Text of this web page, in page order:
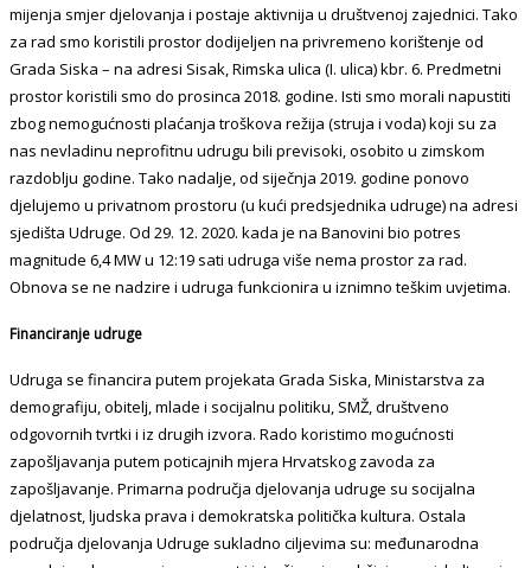
mijenja smjer djelovanja i postaje aktivnija u društvenoj zajednici. Tako
za rad smo koristili prostor dodijeljen na privremeno korištenje od
Grada Siska – na adresi Sisak, Rimska ulica (I. ulica) kbr. 6. Predmetni
prostor koristili smo do prosinca 2018. godine. Isti smo morali napustiti
zbog nemogućnosti plaćanja troškova režija (struja i voda) koji su za
nas nevladinu neprofitnu udrugu bili previsoki, osobito u zimskom
razdoblju godine. Tako nadalje, od siječnja 2019. godine ponovo
djelujemo u privatnom prostoru (u kući predsjednika udruge) na adresi
sjedišta Udruge. Od 29. 12. 2020. kada je na Banovini bio potres
magnitude 6,4 MW u 12:19 sati udruga više nema prostor za rad.
Obnova se ne nadzire i udruga funkcionira u iznimno teškim uvjetima.
Financiranje udruge
Udruga se financira putem projekata Grada Siska, Ministarstva za
demografiju, obitelj, mlade i socijalnu politiku, SMŽ, društveno
odgovornih tvrtki i iz drugih izvora. Rado koristimo mogućnosti
zapošljavanja putem poticajnih mjera Hrvatskog zavoda za
zapošljavanje. Primarna područja djelovanja udruge su socijalna
djelatnost, ljudska prava i demokratska politička kultura. Ostala
područja djelovanja Udruge sukladno ciljevima su: međunarodna